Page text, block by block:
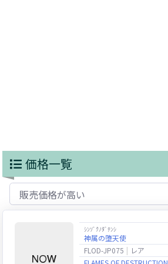
価格一覧
ｼﾝｿﾞｸﾉﾀﾞﾃﾝｼ
神属の堕天使
FLOD-JP075
レア